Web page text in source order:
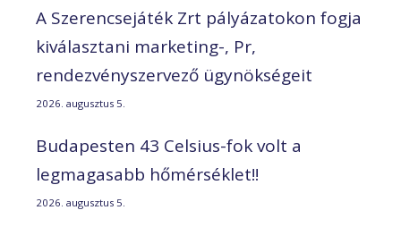
A Szerencsejáték Zrt pályázatokon fogja
kiválasztani marketing-, Pr,
rendezvényszervező ügynökségeit
2026. augusztus 5.
Budapesten 43 Celsius-fok volt a
legmagasabb hőmérséklet!!
2026. augusztus 5.